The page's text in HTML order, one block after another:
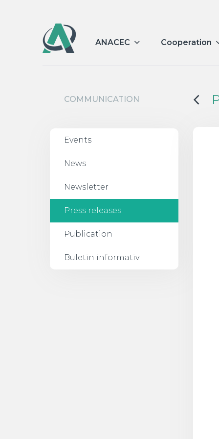
ANACEC Cooperation
COMMUNICATION
Events
News
Newsletter
Press releases
Publication
Buletin informativ